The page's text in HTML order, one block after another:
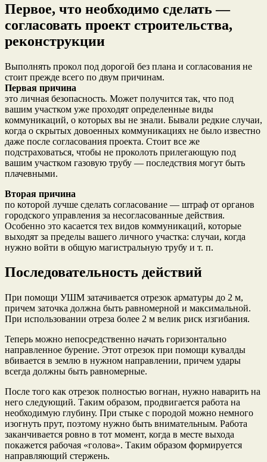
Первое, что необходимо сделать —
согласовать проект строительства,
реконструкции
Выполнять прокол под дорогой без плана и согласования не
стоит прежде всего по двум причинам.
Первая причина
это личная безопасность. Может получится так, что под
вашим участком уже проходят определенные виды
коммуникаций, о которых вы не знали. Бывали редкие случаи,
когда о скрытых довоенных коммуникациях не было известно
даже после согласования проекта. Стоит все же
подстраховаться, чтобы не проколоть прилегающую под
вашим участком газовую трубу — последствия могут быть
плачевными.
Вторая причина
по которой лучше сделать согласование — штраф от органов
городского управления за несогласованные действия.
Особенно это касается тех видов коммуникаций, которые
выходят за пределы вашего личного участка: случаи, когда
нужно войти в общую магистральную трубу и т. п.
Последовательность действий
При помощи УШМ затачивается отрезок арматуры до 2 м,
причем заточка должна быть равномерной и максимальной.
При использовании отреза более 2 м велик риск изгибания.
Теперь можно непосредственно начать горизонтально
направленное бурение. Этот отрезок при помощи кувалды
вбивается в землю в нужном направлении, причем удары
всегда должны быть равномерные.
После того как отрезок полностью вогнан, нужно наварить на
него следующий. Таким образом, продвигается работа на
необходимую глубину. При стыке с породой можно немного
изогнуть прут, поэтому нужно быть внимательным. Работа
заканчивается ровно в тот момент, когда в месте выхода
покажется рабочая «голова». Таким образом формируется
направляющий стержень.